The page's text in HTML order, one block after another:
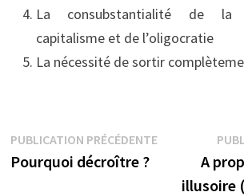
La consubstantialité de la
capitalisme et de l’oligocratie
La nécessité de sortir
Navigation
de
PUBLICATION PRÉCÉDENTEPublication
précédente :
Pourquoi décroître ?
A
illusoire